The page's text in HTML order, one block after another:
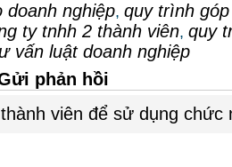
doanh nghiệp, quy trình
ty tnhh 2 thành viên, quy
vấn luật doanh nghiệp
phản hồi
viên để sử dụng chức